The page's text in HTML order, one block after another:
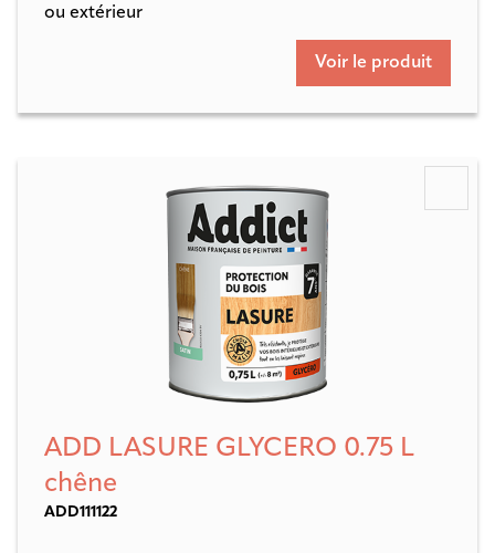
ou extérieur
Voir le produit
ADD LASURE GLYCERO 0.75 L
chêne
ADD111122